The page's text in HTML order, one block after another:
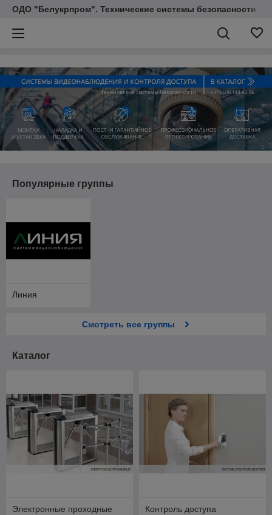
ОДО "Белукрпром". Технические системы безопасности.
Популярные группы
Линия
Смотреть все группы
Каталог
Электронные проходные
Контроль доступа